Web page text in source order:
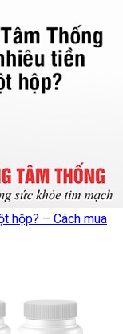
hộp? – Cách mua